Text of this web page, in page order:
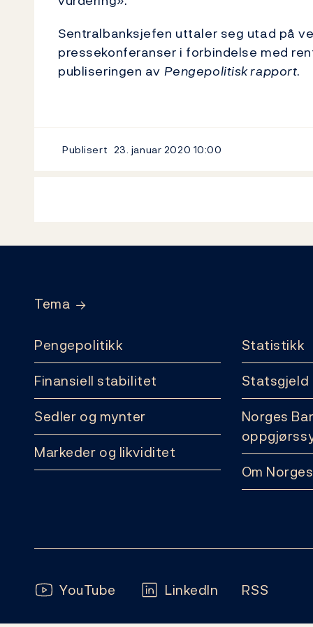
Sentralbanksjefen uttaler seg utad på
pressekonferanser i forbindelse med
publiseringen av Pengepolitisk rapport.
Publisert 23. januar 2020 10:00
Tema
Pengepolitikk
Finansiell stabilitet
Sedler og mynter
Markeder og likviditet
Statistikk
Statsgjeld
Norges
Om
Følg oss:
YouTube LinkedIn RSS